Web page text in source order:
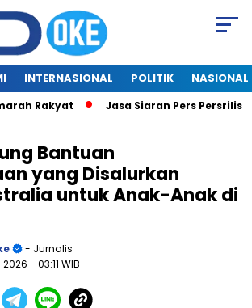
INTERNASIONAL POLITIK NASIONAL
Rakyat Jasa Siaran Pers Persriliscom
Bantuan
yang Disalurkan
untuk Anak-Anak di
- Jurnalis
2026 - 03:11 WIB